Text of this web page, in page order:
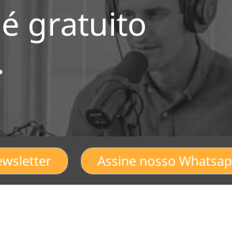
gratuito
Assine nosso